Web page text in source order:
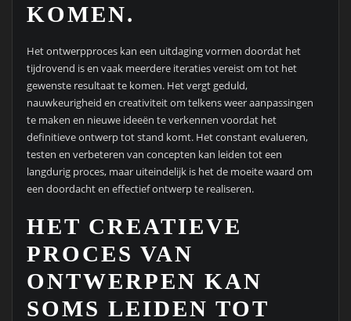
KOMEN.
Het ontwerpproces kan een uitdaging vormen doordat het
tijdrovend is en vaak meerdere iteraties vereist om tot het
gewenste resultaat te komen. Het vergt geduld,
nauwkeurigheid en creativiteit om telkens weer aanpassingen
te maken en nieuwe ideeën te verkennen voordat het
definitieve ontwerp tot stand komt. Het constant evalueren,
testen en verbeteren van concepten kan leiden tot een
langdurig proces, maar uiteindelijk is het de moeite waard om
een doordacht en effectief ontwerp te realiseren.
HET CREATIEVE
PROCES VAN
ONTWERPEN KAN
SOMS LEIDEN TOT